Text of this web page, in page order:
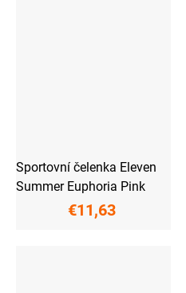
Sportovní čelenka Eleven
Summer Euphoria Pink
€11,63